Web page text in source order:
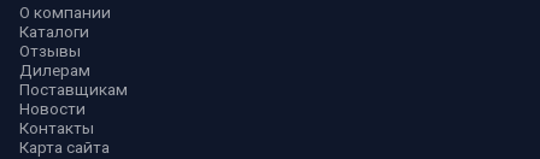
О компании
Каталоги
Отзывы
Дилерам
Поставщикам
Новости
Контакты
Карта сайта